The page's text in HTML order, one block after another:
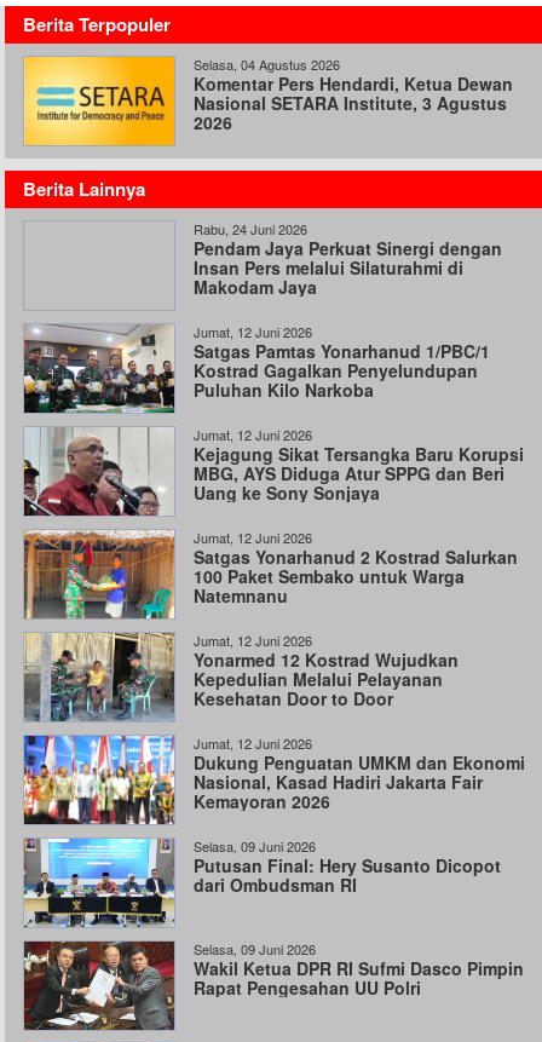
Berita Terpopuler
Selasa, 04 Agustus 2026
Komentar Pers Hendardi, Ketua Dewan
Nasional SETARA Institute, 3 Agustus
2026
Berita Lainnya
Rabu, 24 Juni 2026
Pendam Jaya Perkuat Sinergi dengan
Insan Pers melalui Silaturahmi di
Makodam Jaya
Jumat, 12 Juni 2026
Satgas Pamtas Yonarhanud 1/PBC/1
Kostrad Gagalkan Penyelundupan
Puluhan Kilo Narkoba
Jumat, 12 Juni 2026
Kejagung Sikat Tersangka Baru Korupsi
MBG, AYS Diduga Atur SPPG dan Beri
Uang ke Sony Sonjaya
Jumat, 12 Juni 2026
Satgas Yonarhanud 2 Kostrad Salurkan
100 Paket Sembako untuk Warga
Natemnanu
Jumat, 12 Juni 2026
Yonarmed 12 Kostrad Wujudkan
Kepedulian Melalui Pelayanan
Kesehatan Door to Door
Jumat, 12 Juni 2026
Dukung Penguatan UMKM dan Ekonomi
Nasional, Kasad Hadiri Jakarta Fair
Kemayoran 2026
Selasa, 09 Juni 2026
Putusan Final: Hery Susanto Dicopot
dari Ombudsman RI
Selasa, 09 Juni 2026
Wakil Ketua DPR RI Sufmi Dasco Pimpin
Rapat Pengesahan UU Polri